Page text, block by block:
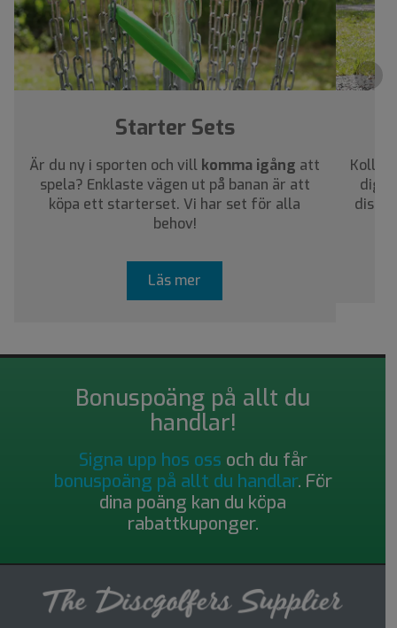
›
Starter Sets
Är du ny i sporten och vill komma igång att
spela? Enklaste vägen ut på banan är att
köpa ett starterset. Vi har set för alla
behov!
Läs mer
Kolla
dig
Bonuspoäng på allt du
handlar!
Signa upp hos oss och du får
bonuspoäng på allt du handlar. För
dina poäng kan du köpa
rabattkuponger.